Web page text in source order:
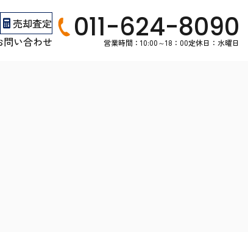
売却査定
問い合わせ 011-624-8090
営業時間：10:00～18：00定休日：水曜日